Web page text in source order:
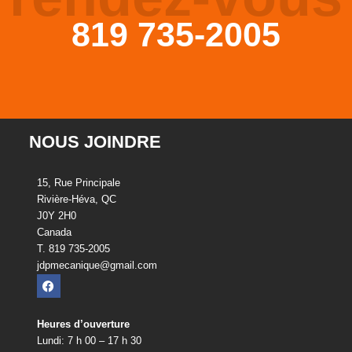
819 735-2005
NOUS JOINDRE
15, Rue Principale
Rivière-Héva, QC
J0Y 2H0
Canada
T. 819 735-2005
jdpmecanique@gmail.com
Heures d’ouverture
Lundi: 7 h 00 – 17 h 30